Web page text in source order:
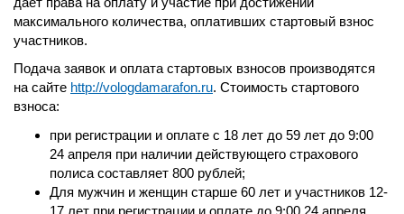
максимального количества, оплативших стартовый взнос
участников.
Подача заявок и оплата стартовых взносов производятся
на сайте http://vologdamarafon.ru. Стоимость стартового
взноса:
при регистрации и оплате с 18 лет до 59 лет до 9:00
24 апреля при наличии действующего страхового
полиса составляет 800 рублей;
Для мужчин и женщин старше 60 лет и участников 12-
17 лет при регистрации и оплате до 9:00 24 апреля